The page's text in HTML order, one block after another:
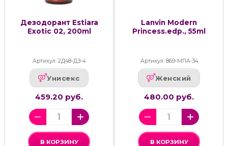
Дезодорант Estiara
Exotic 02, 200ml
Артикул: 2Д48-ДЗ-4
Унисекс
459.20 руб.
В КОРЗИНУ
Lanvin Modern
Princess.edp., 55ml
Артикул: 869-МПА-34
Женский
480.00 руб.
В КОРЗИНУ